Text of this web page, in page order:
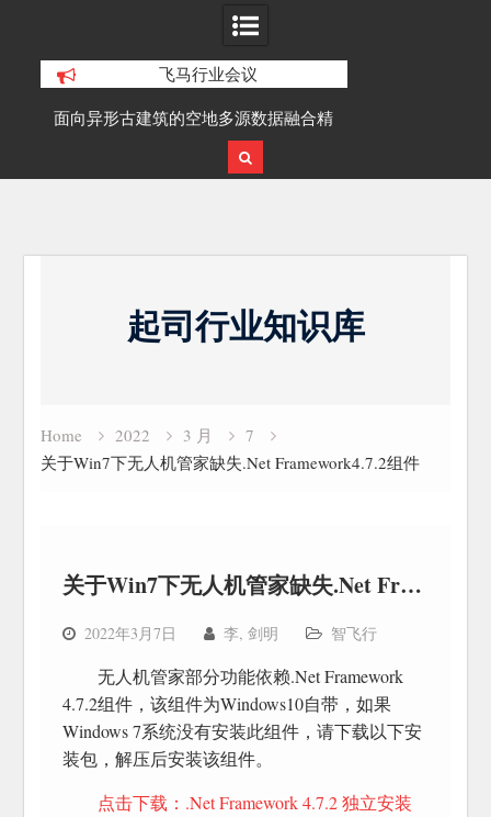
飞马行业会议
面向异形古建筑的空地多源数据融合精
细化三维重建研究
起司行业知识库
Home 2022 3 月
7
关于Win7下无人机管家缺失.Net Framework4.7.2组件
关于Win7下无人机管家缺失.Net Framework4.7.2组件
2022年3月7日 李, 剑明 智飞行
无人机管家部分功能依赖.Net Framework
4.7.2组件，该组件为Windows10自带，如果
Windows 7系统没有安装此组件，请下载以下安
装包，解压后安装该组件。
点击下载：.Net Framework 4.7.2 独立安装